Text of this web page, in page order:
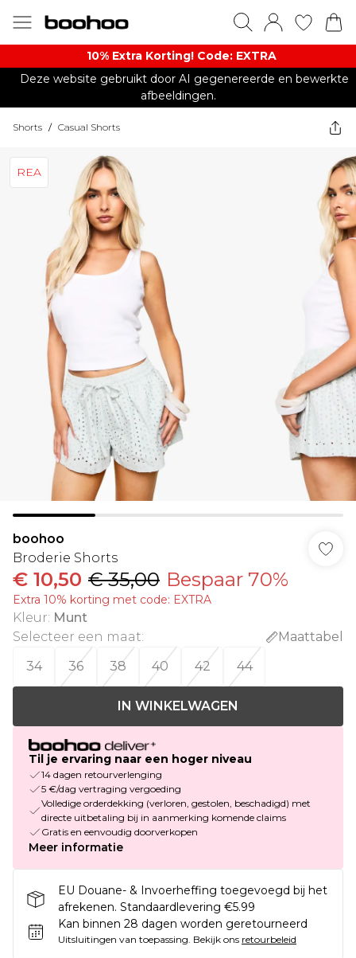
10% Extra Korting! Code: EXTRA​
Deze website gebruikt door AI gegenereerde en bewerkte
afbeeldingen.
Shorts / Casual Shorts
REA
boohoo
Broderie Shorts
€ 10,50 € 35,00 Bespaar 70%
Extra 10% korting met code: EXTRA
Kleur: Munt
Selecteer een maat:
Maattabel
34
36 38 40 42 44
IN WINKELWAGEN
Til je ervaring naar een hoger niveau
14 dagen retourverlenging
5 €/dag vertraging vergoeding
Volledige orderdekking (verloren, gestolen, beschadigd) met
directe uitbetaling bij in aanmerking komende claims
Gratis en eenvoudig doorverkopen
Meer informatie
EU Douane- & Invoerheffing toegevoegd bij het
afrekenen. Standaardlevering €5.99
Kan binnen 28 dagen worden geretourneerd
Uitsluitingen van toepassing. Bekijk ons retourbeleid